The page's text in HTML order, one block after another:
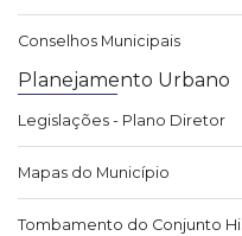
Conselhos Municipais
Planejamento Urbano
Legislações - Plano Diretor
Mapas do Município
Tombamento do Conjunto